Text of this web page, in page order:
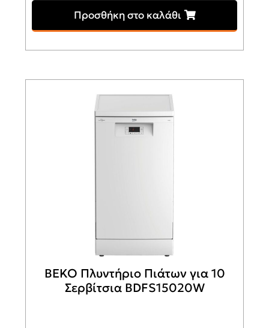
Προσθήκη στο καλάθι
BEKO Πλυντήριο Πιάτων για 10
Σερβίτσια BDFS15020W